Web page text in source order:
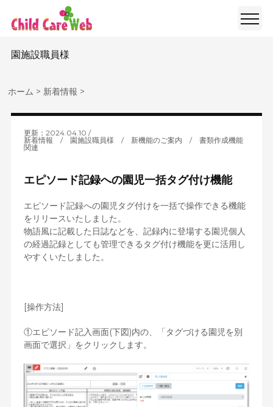
園施設職員様
ホーム > 新着情報 >
更新：2024.04.10
新着情報 / 園施設職員様 / 新機能のご案内 / 書類作成機能
関連
エピソード記録への園児一括タグ付け機能
エピソード記録への園児タグ付けを一括で操作できる機能
をリリースいたしました。
物語風に記載した日誌などを、記録内に登場する園児個人
の経過記録としても管理できるタグ付け機能を更に活用し
やすくいたしました。
[操作方法]
①エピソード記入画面(下図)内の、「タグづける園児を別
画面で選択」をクリックします。